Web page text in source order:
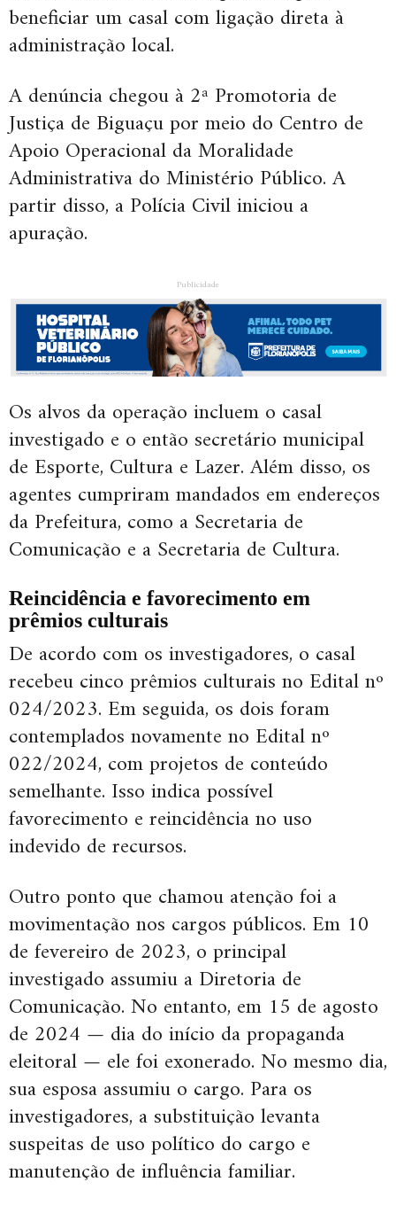
beneficiar um casal com ligação direta à
administração local.
A denúncia chegou à 2ª Promotoria de
Justiça de Biguaçu por meio do Centro de
Apoio Operacional da Moralidade
Administrativa do Ministério Público. A
partir disso, a Polícia Civil iniciou a
apuração.
Publicidade
Os alvos da operação incluem o casal
investigado e o então secretário municipal
de Esporte, Cultura e Lazer. Além disso, os
agentes cumpriram mandados em endereços
da Prefeitura, como a Secretaria de
Comunicação e a Secretaria de Cultura.
Reincidência e favorecimento em
prêmios culturais
De acordo com os investigadores, o casal
recebeu cinco prêmios culturais no Edital nº
024/2023. Em seguida, os dois foram
contemplados novamente no Edital nº
022/2024, com projetos de conteúdo
semelhante. Isso indica possível
favorecimento e reincidência no uso
indevido de recursos.
Outro ponto que chamou atenção foi a
movimentação nos cargos públicos. Em 10
de fevereiro de 2023, o principal
investigado assumiu a Diretoria de
Comunicação. No entanto, em 15 de agosto
de 2024 — dia do início da propaganda
eleitoral — ele foi exonerado. No mesmo dia,
sua esposa assumiu o cargo. Para os
investigadores, a substituição levanta
suspeitas de uso político do cargo e
manutenção de influência familiar.